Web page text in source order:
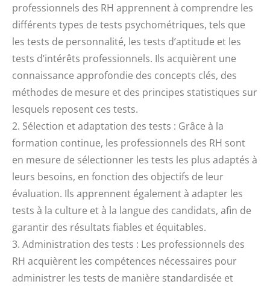
professionnels des RH apprennent à comprendre les
différents types de tests psychométriques, tels que
les tests de personnalité, les tests d’aptitude et les
tests d’intérêts professionnels. Ils acquièrent une
connaissance approfondie des concepts clés, des
méthodes de mesure et des principes statistiques sur
lesquels reposent ces tests.
2. Sélection et adaptation des tests : Grâce à la
formation continue, les professionnels des RH sont
en mesure de sélectionner les tests les plus adaptés à
leurs besoins, en fonction des objectifs de leur
évaluation. Ils apprennent également à adapter les
tests à la culture et à la langue des candidats, afin de
garantir des résultats fiables et équitables.
3. Administration des tests : Les professionnels des
RH acquièrent les compétences nécessaires pour
administrer les tests de manière standardisée et